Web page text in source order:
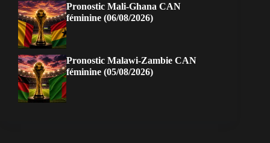
Pronostic Mali-Ghana CAN
féminine (06/08/2026)
Pronostic Malawi-Zambie CAN
féminine (05/08/2026)